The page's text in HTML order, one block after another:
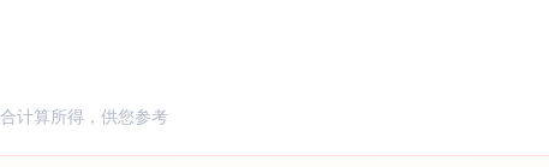
计算所得，供您参考